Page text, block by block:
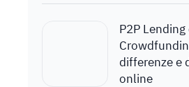
P2P Lending
differenze e
online